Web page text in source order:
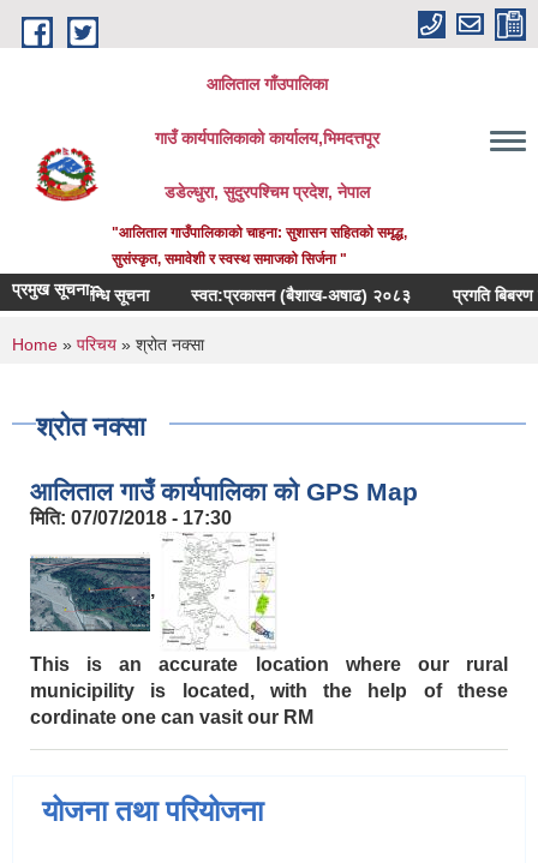
Skip to main content
आलिताल गाँउपालिका
गाउँ कार्यपालिकाको कार्यालय,भिमदत्तपूर
डडेल्धुरा, सुदुरपश्चिम प्रदेश, नेपाल
"आलिताल गाउँपालिकाको चाहना: सुशासन सहितको समृद्ध,
सुसंस्कृत, समावेशी र स्वस्थ समाजको सिर्जना "
प्रमुख सूचना::
सम्बन्धि सूचना स्वत:प्रकासन (बैशाख-अषाढ) २०८३ प्रगति बिबरण पेस
You are here
Home » परिचय » श्रोत नक्सा
श्रोत नक्सा
आलिताल गाउँ कार्यपालिका को GPS Map
मिति: 07/07/2018 - 17:30
,
This is an accurate location where our rural
municipility is located, with the help of these
cordinate one can vasit our RM
योजना तथा परियोजना